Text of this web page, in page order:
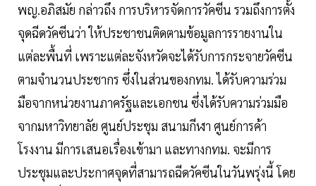
พญ.อภิสมัย กล่าวถึง การบริหารจัดการวัคซีน รวมถึงการตั้ง
จุดฉีดวัคซีนว่า ให้ประชาชนติดตามข้อมูลการรายงานใน
แต่ละพื้นที่ เพราะแต่ละจังหวัดจะได้รับการกระจายวัคซีน
ตามจำนวนประชากร ซึ่งในส่วนของกทม. ได้รับความร่วม
มือจากหน่วยงานภาครัฐและเอกชน ซึ่งได้รับความร่วมมือ
จากมหาวิทยาลัย ศูนย์ประชุม สนามกีฬา ศูนย์การค้า
โรงงาน มีการเสนอเรื่องเข้ามา และทางกทม. จะมีการ
ประชุมและประกาศจุดที่สามารถฉีดวัคซีนในวันพรุ่งนี้ โดย